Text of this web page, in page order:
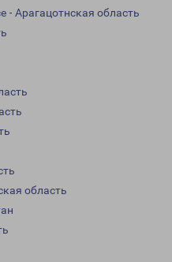
- Арагацотнская область
область